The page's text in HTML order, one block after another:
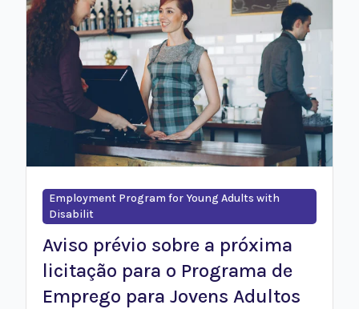
Employment Program for Young Adults with
Disabilit
Aviso prévio sobre a próxima
licitação para o Programa de
Emprego para Jovens Adultos